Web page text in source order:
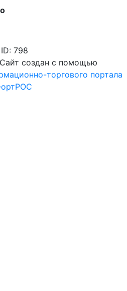
ID: 798
Сайт создан с помощью
торгового портала